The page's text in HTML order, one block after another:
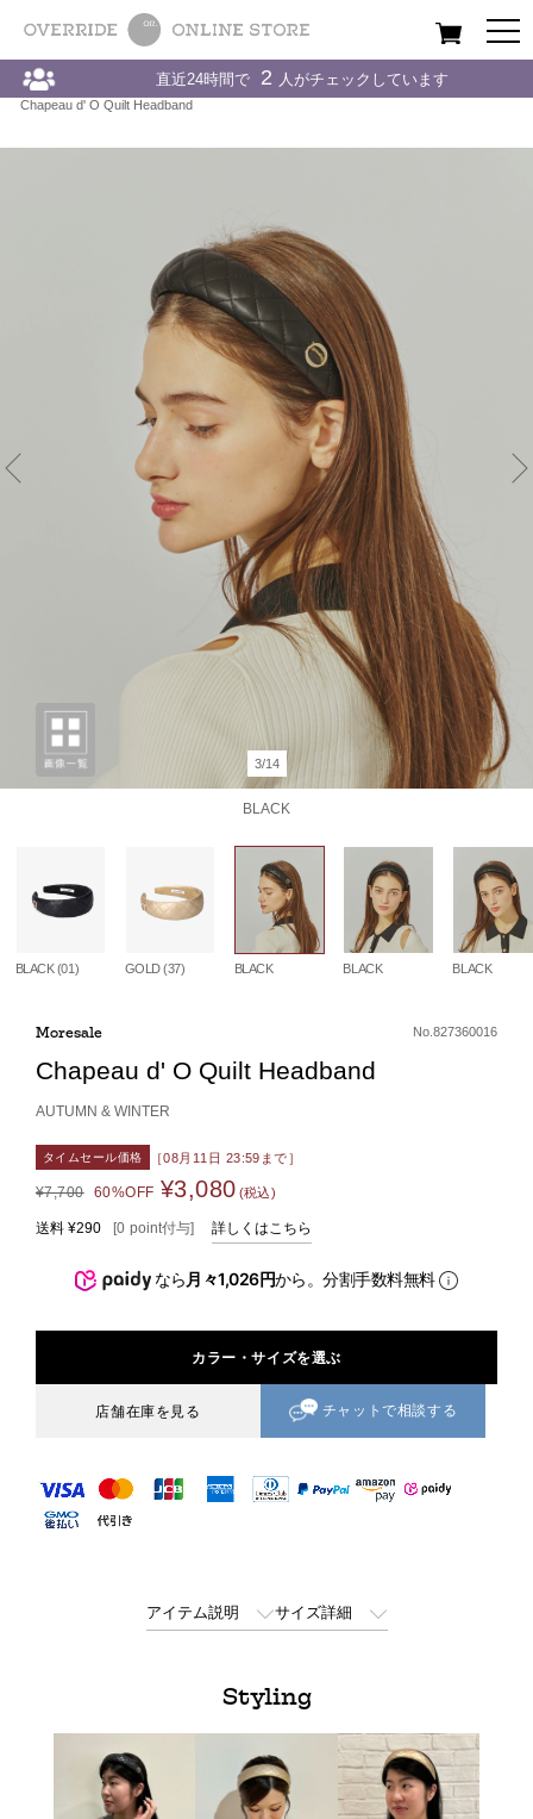
All Women Men
Home Chapeau d' O / シャポードオー 〉 HAIR BAND / ヘアバンド
Chapeau d' O Quilt Headband
3/14
BLACK
BLACK (01) GOLD (37) BLACK BLACK BLACK
Moresale No.827360016
Chapeau d' O Quilt Headband
AUTUMN & WINTER
タイムセール価格 ［08月11日 23:59まで］
¥7,700 60%OFF ¥3,080 (税込)
送料 ¥290 [0 point付与] 詳しくはこちら
なら月々1,026円から。分割手数料無料
カラー・サイズを選ぶ
店舗在庫を見る チャットで相談する
アイテム説明 サイズ詳細
Styling
直近24時間で 2 人がチェックしています